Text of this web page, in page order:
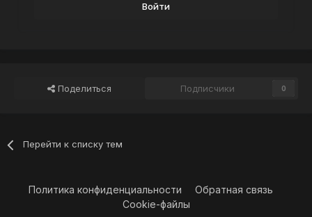
Войти
Поделиться Подписчики 0
Перейти к списку тем
Политика конфиденциальности
Обратная связь
Cookie-файлы